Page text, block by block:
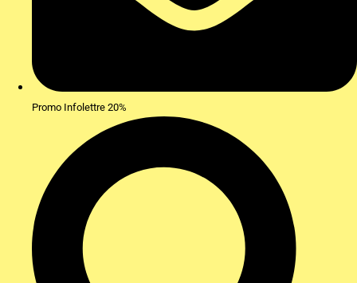
Promo Infolettre 20%